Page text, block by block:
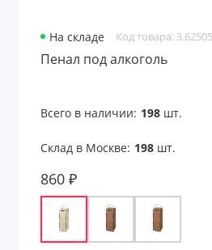
На складе Код товара:
Пенал под алкоголь
Всего в наличии: 198шт.
Склад в Москве: 198шт.
860 ₽